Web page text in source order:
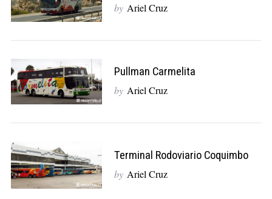
by Ariel Cruz
Pullman Carmelita
by Ariel Cruz
Terminal Rodoviario Coquimbo
by Ariel Cruz